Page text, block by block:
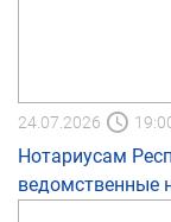
24.07.2026
Нотариусам
ведомственные